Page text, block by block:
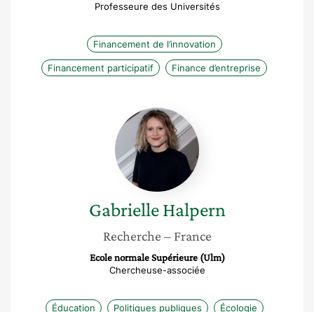
Professeure des Universités
Financement de l’innovation
Financement participatif Finance d’entreprise
Gabrielle
Halpern
Gabrielle Halpern
Recherche – France
Ecole normale Supérieure (Ulm)
Chercheuse-associée
Éducation Politiques publiques Écologie